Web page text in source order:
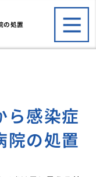
の処置
ら感染症
院の処置